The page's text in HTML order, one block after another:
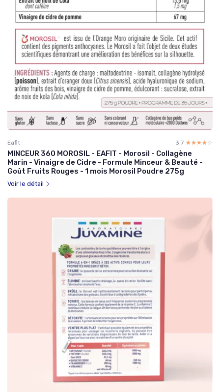
Eafit 3.7 ☆☆☆☆☆
★★★★★
MINCEUR 360 MOROSIL - EAFIT - Morosil - Collagène
Marin - Vinaigre de Cidre - Formule Minceur & Beauté -
Goût Fruits Rouges - 1 mois Morosil Poudre 275g
Voir le détail